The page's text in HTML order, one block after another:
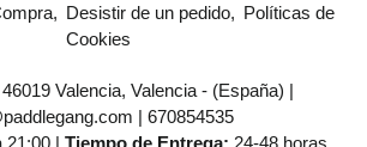
Desistir de un pedido
Políticas de
Cookies
Valencia, Valencia - (España) |
| 670854535
21:00 | Tiempo de Entrega: 24-48 horas